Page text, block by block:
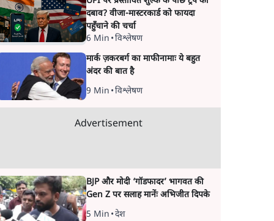
दबाव? वीजा-मास्टरकार्ड को फायदा
पहुँचाने की चर्चा
6 Min •विश्लेषण
मार्क ज़करबर्ग का माफीनामाः ये बहुत
अंदर की बात है
9 Min •विश्लेषण
Advertisement
BJP और मोदी ‘गॉडफादर’ भागवत की
Gen Z पर सलाह मानेंः अभिजीत दिपके
5 Min •देश